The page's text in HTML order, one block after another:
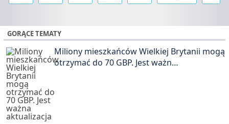
GORĄCE TEMATY
Miliony mieszkańców Wielkiej Brytanii mogą
otrzymać do 70 GBP. Jest ważn…